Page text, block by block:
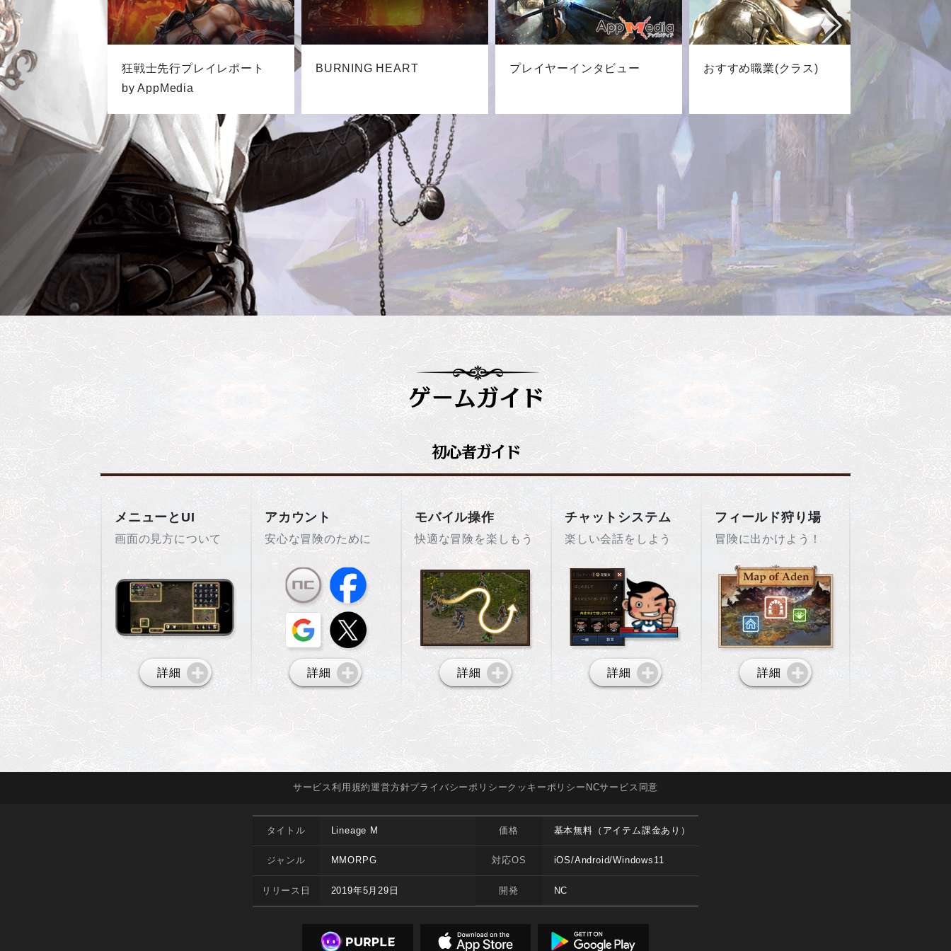
狂戦士先行プレイレポート
by AppMedia
BURNING HEART プレイヤーインタビュー おすすめ職業(クラス) 最新キ
メニューとUI
画面の見方について
詳細
アカウント
安心な冒険のために
詳細
モバイル操作
快適な冒険を楽しもう
詳細
チャットシステム
楽しい会話をしよう
詳細
フィールド狩り場
冒険に出かけよう！
詳細
サービス利用規約運営方針プライバシーポリシークッキーポリシー NCサービス 同意
タイトル Lineage M
ジャンル MMORPG
リリース日 2019年5月29日
価格 基本無料（アイテム課金あり）
対応OS iOS/Android/Windows11
開発 NC